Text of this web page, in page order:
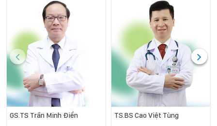
GS.TS Trần Minh Điển TS.BS Cao Việt Tùng